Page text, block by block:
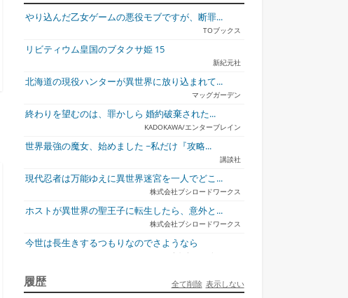
楽園ノイズ（8） #ラブコメ好きとこっそ... 他校の氷姫を助けた
ら、...
やり込んだ乙女ゲームの悪役モブですが、断罪...
TOブックス
リビティウム皇国のブタクサ姫 15
新紀元社
北海道の現役ハンターが異世界に放り込まれて...
マッグガーデン
終わりを望むのは、罪かしら 婚約破棄された...
KADOKAWA/エンターブレイン
世界最強の魔女、始めました ~私だけ『攻略...
講談社
現代忍者は万能ゆえに異世界迷宮を一人でどこ...
株式会社ブシロードワークス
ホストが異世界の聖王子に転生したら、意外と...
株式会社ブシロードワークス
今世は長生きするつもりなのでさようなら
宇都宮ケーブルテレビ
ジュリとエレナの森の相談所 ~付与の力であ...
一二三書房
履歴 表示しない
全て削除